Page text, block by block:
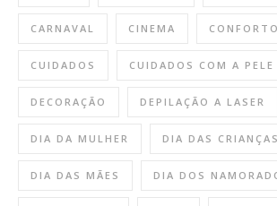
CARNAVAL CINEMA CONFORTO
CUIDADOS CUIDADOS COM A PELE
DECORAÇÃO DEPILAÇÃO A LASER
DIA DA MULHER DIA DAS CRIANÇAS
DIA DAS MÃES DIA DOS